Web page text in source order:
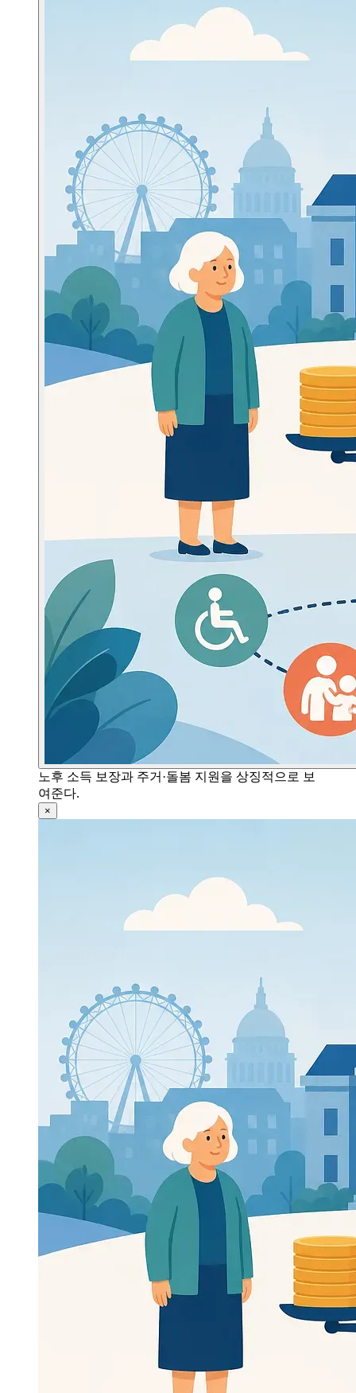
노후 소득 보장과 주거·돌봄 지원을 상징적으로 보
여준다.
×